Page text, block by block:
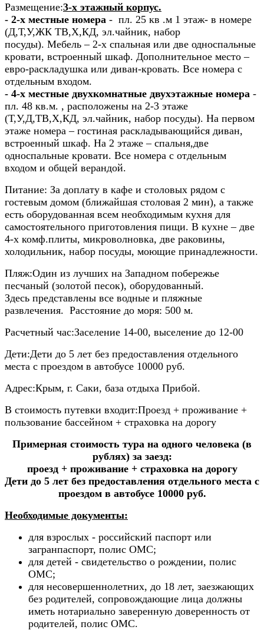
Размещение:3-х этажный корпус.
- 2-х местные номера - пл. 25 кв .м 1 этаж- в номере
(Д,Т,У,ЖК ТВ,Х,КД, эл.чайник, набор
посуды). Мебель – 2-х спальная или две односпальные
кровати, встроенный шкаф. Дополнительное место –
евро-раскладушка или диван-кровать. Все номера с
отдельным входом.
- 4-х местные двухкомнатные двухэтажные номера -
пл. 48 кв.м. , расположены на 2-3 этаже
(Т,У,Д,ТВ,Х,КД, эл.чайник, набор посуды). На первом
этаже номера – гостиная раскладывающийся диван,
встроенный шкаф. На 2 этаже – спальня,две
односпальные кровати. Все номера с отдельным
входом и общей верандой.
Питание: За доплату в кафе и столовых рядом с
гостевым домом (ближайшая столовая 2 мин), а также
есть оборудованная всем необходимым кухня для
самостоятельного приготовления пищи. В кухне – две
4-х комф.плиты, микроволновка, две раковины,
холодильник, набор посуды, моющие принадлежности.
Пляж:Один из лучших на Западном побережье
песчаный (золотой песок), оборудованный.
Здесь представлены все водные и пляжные
развлечения. Расстояние до моря: 500 м.
Расчетный час:Заселение 14-00, выселение до 12-00
Дети:Дети до 5 лет без предоставления отдельного
места с проездом в автобусе 10000 руб.
Адрес:Крым, г. Саки, база отдыха Прибой.
В стоимость путевки входит:Проезд + проживание +
пользование бассейном + страховка на дорогу
Примерная стоимость тура на одного человека (в
рублях) за заезд:
проезд + проживание + страховка на дорогу
Дети до 5 лет без предоставления отдельного места с
проездом в автобусе 10000 руб.
Необходимые документы:
для взрослых - российский паспорт или
загранпаспорт, полис ОМС;
для детей - свидетельство о рождении, полис
ОМС;
для несовершеннолетних, до 18 лет, заезжающих
без родителей, сопровождающие лица должны
иметь нотариально заверенную доверенность от
родителей, полис ОМС.